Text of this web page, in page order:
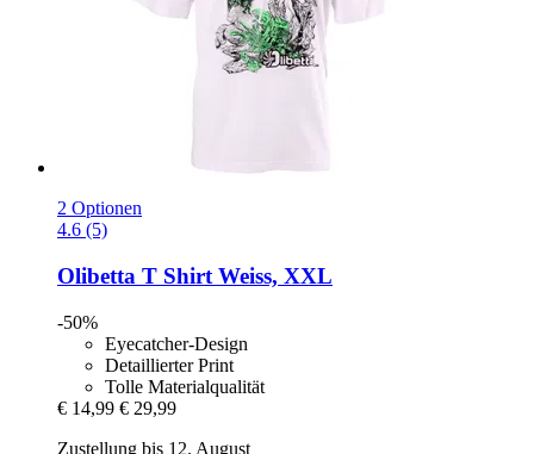
2 Optionen
4.6 (5)
Olibetta T Shirt Weiss, XXL
-50%
Eyecatcher-Design
Detaillierter Print
Tolle Materialqualität
€ 14,99 € 29,99
Zustellung bis 12. August